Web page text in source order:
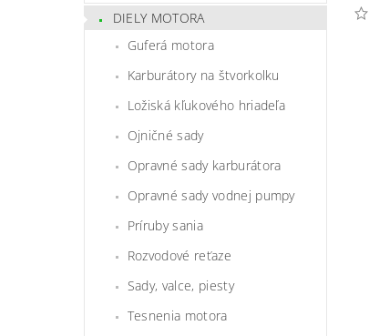
DIELY MOTORA
Guferá motora
Karburátory na štvorkolku
Ložiská kľukového hriadeľa
Ojničné sady
Opravné sady karburátora
Opravné sady vodnej pumpy
Príruby sania
Rozvodové reťaze
Sady, valce, piesty
Tesnenia motora